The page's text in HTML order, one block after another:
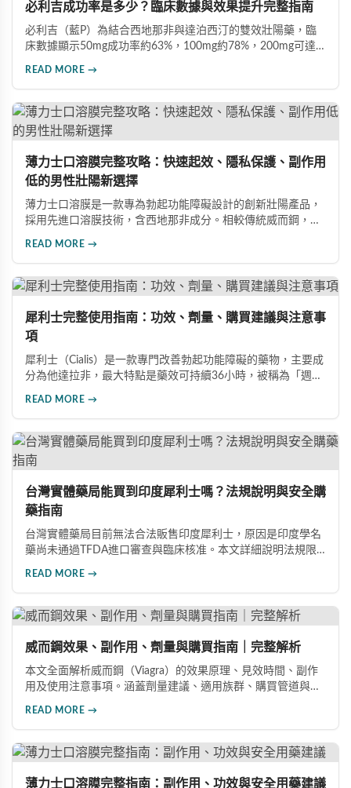
必利吉成功率是多少？臨床數據與效果提升完整指南
必利吉（藍P）為結合西地那非與達泊西汀的雙效壯陽藥，臨
床數據顯示50mg成功率約63%，100mg約78%，200mg可達
READ MORE →
薄力士口溶膜完整攻略：快速起效、隱私保護、副作用
低的男性壯陽新選擇
薄力士口溶膜是一款專為勃起功能障礙設計的創新壯陽產品，
採用先進口溶膜技術，含西地那非成分。相較傳統威而鋼，起
READ MORE →
犀利士完整使用指南：功效、劑量、購買建議與注意事
項
犀利士（Cialis）是一款專門改善勃起功能障礙的藥物，主要成
分為他達拉非，最大特點是藥效可持續36小時，被稱為「週末
READ MORE →
台灣實體藥局能買到印度犀利士嗎？法規說明與安全購
藥指南
台灣實體藥局目前無法合法販售印度犀利士，原因是印度學名
藥尚未通過TFDA進口審查與臨床核准。本文詳細說明法規限
READ MORE →
威而鋼效果、副作用、劑量與購買指南｜完整解析
本文全面解析威而鋼（Viagra）的效果原理、見效時間、副作
用及使用注意事項。涵蓋劑量建議、適用族群、購買管道與價
READ MORE →
薄力士口溶膜完整指南：副作用、功效與安全用藥建議